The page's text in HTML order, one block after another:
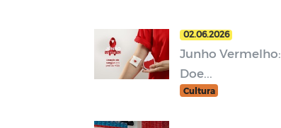
02.06.2026
Junho Vermelho:
Doe...
Cultura